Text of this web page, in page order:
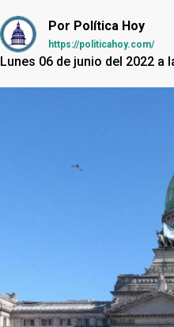
Por Política Hoy
https://politicahoy.com/
Lunes 06 de junio del 2022 a